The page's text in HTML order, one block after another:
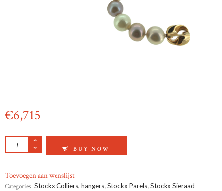
€6,715
MULTI COLOR ZUIDZEE PARELSNOER MET
BUY NOW
Toevoegen aan wenslijst
Categories: Stockx Colliers, hangers,Stockx Parels,Stockx Sieraad